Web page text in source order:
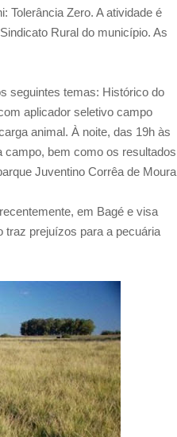
Tolerância Zero. A atividade é
Rural do município. As
seguintes temas: Histórico do
aplicador seletivo campo
animal. À noite, das 19h às
campo, bem como os resultados
Juventino Corrêa de
em Bagé e visa
traz prejuízos para a pecuária